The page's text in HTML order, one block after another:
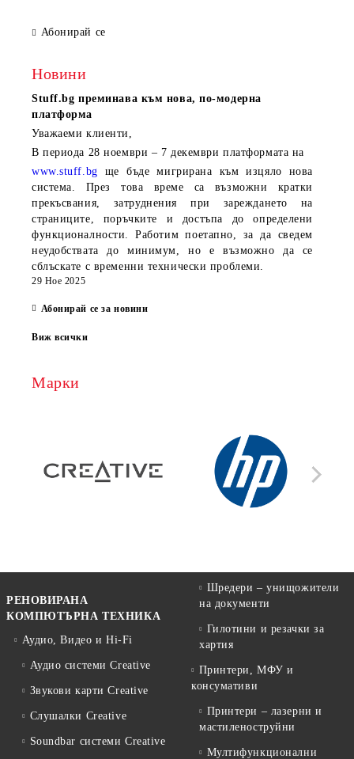
Абонирай се
Новини
Stuff.bg преминава към нова, по-модерна
платформа
Уважаеми клиенти,
В периода 28 ноември – 7 декември платформата на
www.stuff.bg ще бъде мигрирана към изцяло нова
система. През това време са възможни кратки
прекъсвания, затруднения при зареждането на
страниците, поръчките и достъпа до определени
функционалности. Работим поетапно, за да сведем
неудобствата до минимум, но е възможно да се
сблъскате с временни технически проблеми.
29 Ное 2025
Абонирай се за новини
Виж всички
Марки
РЕНОВИРАНА
КОМПЮТЪРНА ТЕХНИКА
Аудио, Видео и Hi-Fi
Аудио системи Creative
Звукови карти Creative
Слушалки Creative
Soundbar системи Creative
Шредери – унищожители
на документи
Гилотини и резачки за
хартия
Принтери, МФУ и
консумативи
Принтери – лазерни и
мастиленоструйни
Мултифункционални